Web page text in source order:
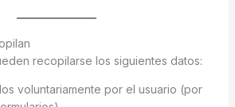
recopilarse los siguientes datos:
voluntariamente por el usuario (por